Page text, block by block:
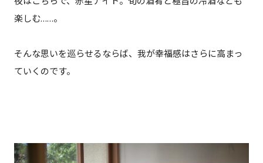
楽しむ……。
そんな思いを巡らせるならば、我が幸福感はさらに高まっ
ていくのです。